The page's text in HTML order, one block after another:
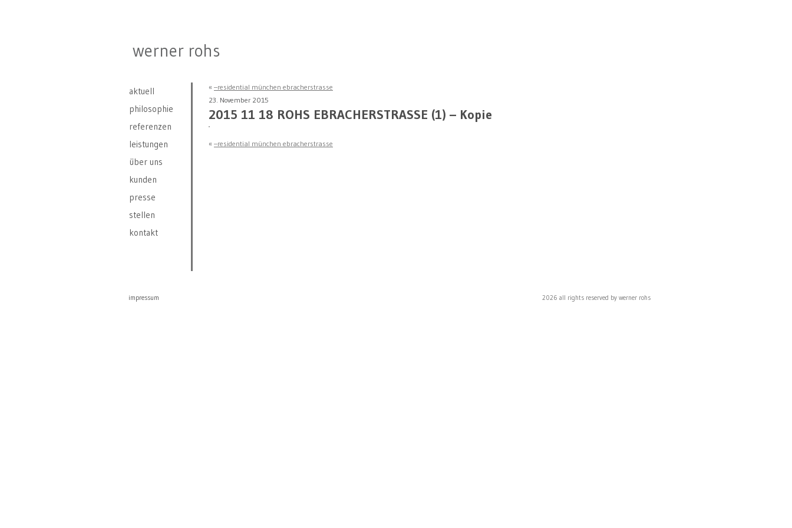
werner rohs
aktuell
philosophie
referenzen
leistungen
über uns
kunden
presse
stellen
kontakt
« –residential münchen ebracherstrasse
23. November 2015
2015 11 18 ROHS EBRACHERSTRASSE (1) – Kopie
« –residential münchen ebracherstrasse
impressum 2026 all rights reserved by werner rohs